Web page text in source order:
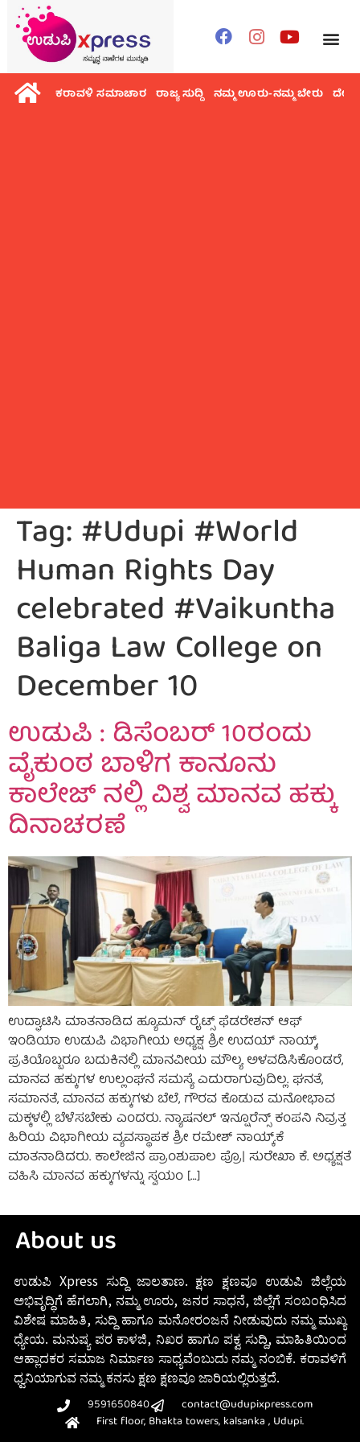
ಕರಾವಳಿ ಸಮಾಚಾರ ರಾಜ್ಯ ಸುದ್ದಿ ನಮ್ಮ ಊರು-ನಮ್ಮ ಬೇರು ದೇಶ
Tag:#Udupi #World
Human Rights Day
celebrated #Vaikuntha
Baliga Law College on
December 10
ಉಡುಪಿ : ಡಿಸೆಂಬರ್ 10ರಂದು
ವೈಕುಂಠ ಬಾಳಿಗ ಕಾನೂನು
ಕಾಲೇಜ್ ನಲ್ಲಿ ವಿಶ್ವ ಮಾನವ ಹಕ್ಕು
ದಿನಾಚರಣೆ
ಉದ್ಘಾಟಿಸಿ ಮಾತನಾಡಿದ ಹ್ಯೂಮನ್ ರೈಟ್ಸ್ ಫೆಡರೇಶನ್ ಆಫ್
ಇಂಡಿಯಾ ಉಡುಪಿ ವಿಭಾಗೀಯ ಅಧ್ಯಕ್ಷ ಶ್ರೀ ಉದಯ್ ನಾಯ್ಕ್,
ಪ್ರತಿಯೊಬ್ಬರೂ ಬದುಕಿನಲ್ಲಿ ಮಾನವೀಯ ಮೌಲ್ಯ ಅಳವಡಿಸಿಕೊಂಡರೆ,
ಮಾನವ ಹಕ್ಕುಗಳ ಉಲ್ಲಂಘನೆ ಸಮಸ್ಯೆ ಎದುರಾಗುವುದಿಲ್ಲ. ಘನತೆ,
ಸಮಾನತೆ, ಮಾನವ ಹಕ್ಕುಗಳು ಬೆಲೆ, ಗೌರವ ಕೊಡುವ ಮನೋಭಾವ
ಮಕ್ಕಳಲ್ಲಿ ಬೆಳೆಸಬೇಕು ಎಂದರು. ನ್ಯಾಷನಲ್ ಇನ್ಷೂರೆನ್ಸ್ ಕಂಪನಿ ನಿವ್ರತ್ತ
ಹಿರಿಯ ವಿಭಾಗೀಯ ವ್ಯವಸ್ಥಾಪಕ ಶ್ರೀ ರಮೇಶ್ ನಾಯ್ಕ್.ಕೆ
ಮಾತನಾಡಿದರು. ಕಾಲೇಜಿನ ಪ್ರಾಂಶುಪಾಲ ಪ್ರೊ| ಸುರೇಖಾ ಕೆ. ಅಧ್ಯಕ್ಷತೆ
ವಹಿಸಿ ಮಾನವ ಹಕ್ಕುಗಳನ್ನು ಸ್ವಯಂ […]
About us
ಉಡುಪಿ Xpress ಸುದ್ದಿ ಜಾಲತಾಣ. ಕ್ಷಣ ಕ್ಷಣವೂ ಉಡುಪಿ ಜಿಲ್ಲೆಯ
ಅಭಿವೃದ್ಧಿಗೆ ಹೆಗಲಾಗಿ, ನಮ್ಮ ಊರು, ಜನರ ಸಾಧನೆ, ಜಿಲ್ಲೆಗೆ ಸಂಬಂಧಿಸಿದ
ವಿಶೇಷ ಮಾಹಿತಿ, ಸುದ್ದಿ ಹಾಗೂ ಮನೋರಂಜನೆ ನೀಡುವುದು ನಮ್ಮ ಮುಖ್ಯ
ಧ್ಯೇಯ. ಮನುಷ್ಯ ಪರ ಕಾಳಜಿ, ನಿಖರ ಹಾಗೂ ಪಕ್ವ ಸುದ್ದಿ, ಮಾಹಿತಿಯಿಂದ
ಆಹ್ಲಾದಕರ ಸಮಾಜ ನಿರ್ಮಾಣ ಸಾಧ್ಯವೆಂಬುದು ನಮ್ಮ ನಂಬಿಕೆ. ಕರಾವಳಿಗೆ
ಧ್ವನಿಯಾಗುವ ನಮ್ಮ ಕನಸು ಕ್ಷಣ ಕ್ಷಣವೂ ಜಾರಿಯಲ್ಲಿರುತ್ತದೆ.
9591650840
contact@udupixpress.com
First floor, Bhakta towers, kalsanka , Udupi.